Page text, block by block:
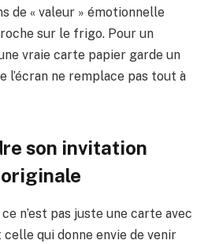
de « valeur » émotionnelle
sur le frigo. Pour un
vraie carte papier garde un
l’écran ne remplace pas tout à
son invitation
originale
n’est pas juste une carte avec
celle qui donne envie de venir